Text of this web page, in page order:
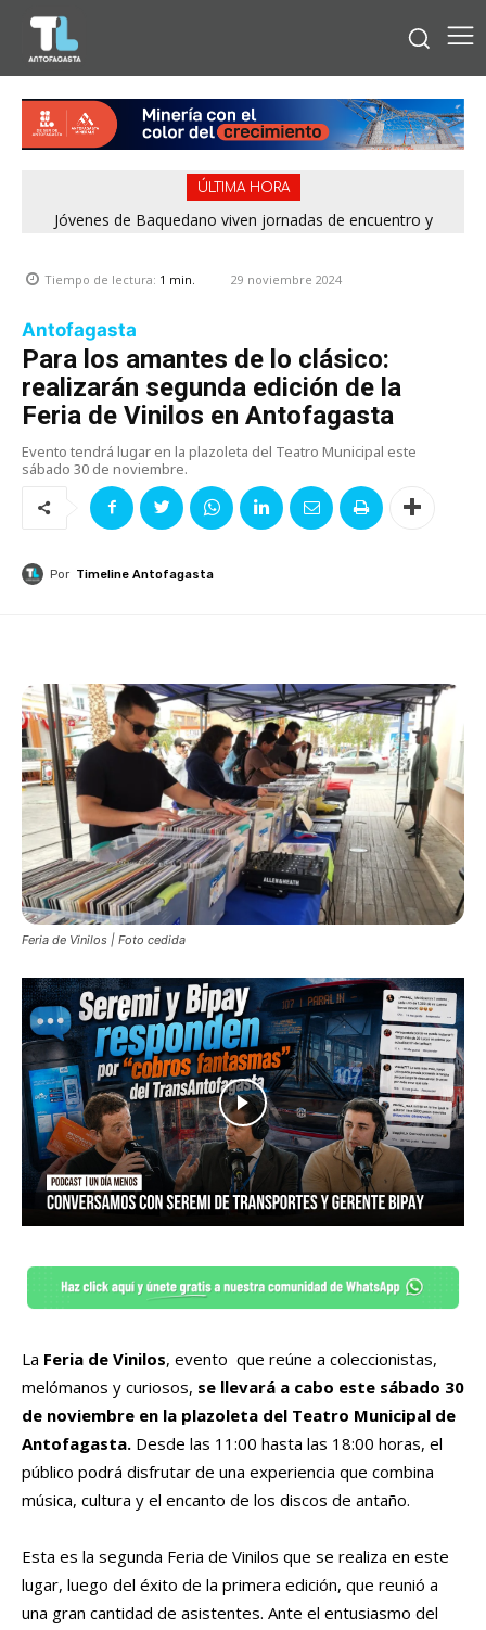
ÚLTIMA HORA
Jóvenes de Baquedano viven jornadas de encuentro y
Tiempo de lectura: 1 min. 29 noviembre 2024
Antofagasta
Para los amantes de lo clásico:
realizarán segunda edición de la
Feria de Vinilos en Antofagasta
Evento tendrá lugar en la plazoleta del Teatro Municipal este
sábado 30 de noviembre.
Por Timeline Antofagasta
Feria de Vinilos | Foto cedida
La Feria de Vinilos, evento que reúne a coleccionistas,
melómanos y curiosos, se llevará a cabo este sábado 30
de noviembre en la plazoleta del Teatro Municipal de
Antofagasta. Desde las 11:00 hasta las 18:00 horas, el
público podrá disfrutar de una experiencia que combina
música, cultura y el encanto de los discos de antaño.
Esta es la segunda Feria de Vinilos que se realiza en este
lugar, luego del éxito de la primera edición, que reunió a
una gran cantidad de asistentes. Ante el entusiasmo del